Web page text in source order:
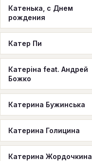
Катенька, с Днем
рождения
Катер Пи
Катерiна feat. Андрей
Божко
Катерина Бужинська
Катерина Голицина
Катерина Жордочкина